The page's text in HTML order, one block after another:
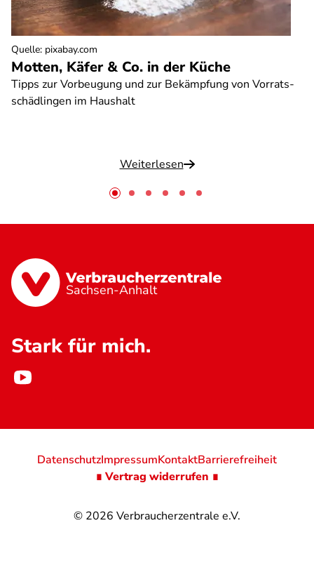
Motten, Käfer & Co. in der Küche
Tipps zur Vorbeugung und zur Bekämpfung von Vorrats-
schädlingen im Haushalt
Weiterlesen
Quelle: pixabay.com
Sachsen-Anhalt
Stark für mich.
© 2026 Verbraucherzentrale e.V.
DatenschutzImpressumKontaktBarrierefreiheit
∎ Vertrag widerrufen ∎